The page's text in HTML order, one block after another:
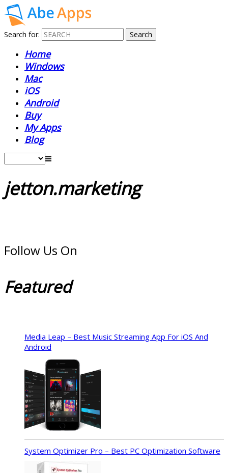
Search for:
Home
Windows
Mac
iOS
Android
Buy
My Apps
Blog
jetton.marketing
Follow Us On
Featured
Media Leap – Best Music Streaming App For iOS And
Android
System Optimizer Pro – Best PC Optimization Software